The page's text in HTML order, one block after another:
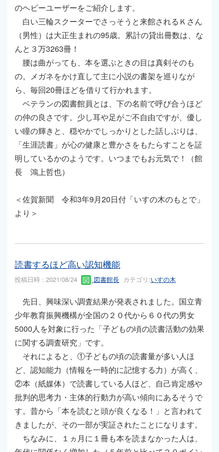
のヘビーユーザーをご紹介します。
白い三輪スクーターでさっそうと来館されるＫさん
（男性）は大正生まれの95歳。累計の貸出冊数は、な
んと３万3263冊！
腰は曲がっても、本を選ぶときの目は真剣そのも
の。メガネをかけ直して主に小説の書架を巡りなが
ら、毎回20冊ほどを借りて行かれます。
ベテランの図書館員とは、下の名前で呼び合うほど
の仲の良さです。少し耳や足がご不自由ですが、優し
い瞳の輝きと、穏やかでしっかりとした話しぶりは、
「生涯読書」が心の健康と豊かさをもたらすことを証
明しているかのようです。いつまでもお元気で！（館
長 鴻上哲也）
＜佐賀新聞 令和3年9月20日付「いすの木のもとで」
より＞
読書するほど高い認知機能
投稿日時 : 2021/08/24 図書館長 カテゴリ:いすの木
先日、興味深い調査結果が発表されました。国立青
少年教育振興機構が全国の２０代から６０代の男女
5000人を対象に行った「子どもの頃の読書活動の効果
に関する調査研究」です。
それによると、①子どもの頃の読書量が多い人ほ
ど、認知能力（情報を一時的に記憶する力）が高く、
②本（紙媒体）で読書している人ほど、自己肯定感や
批判的思考力・主体的行動力が高い傾向にあるそうで
す。昔から「本を読むと頭が良くなる！」と言われて
きましたが、その一部が実証されたことになります。
ちなみに、１ヵ月に１冊も本を読まなかった人は、